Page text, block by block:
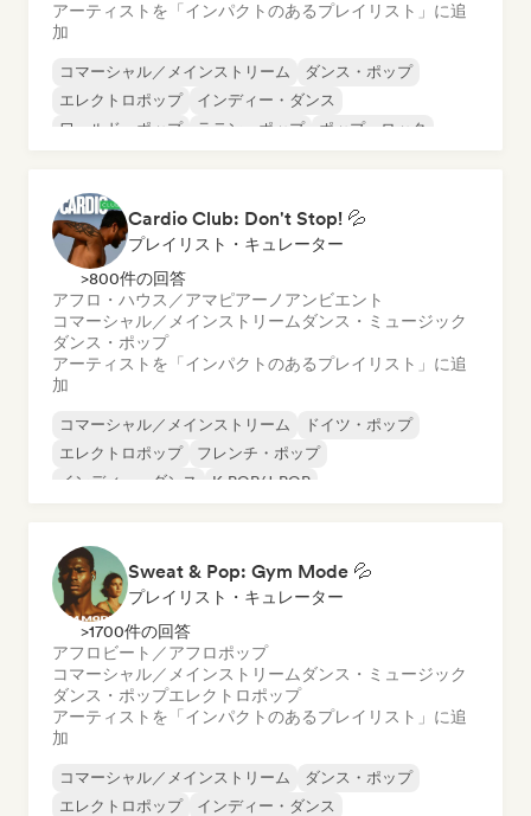
アーティストを「インパクトのあるプレイリスト」に追
加
コマーシャル／メインストリーム
ダンス・ポップ
エレクトロポップ
インディー・ダンス
ワールド・ポップ
ラテン・ポップ
ポップ・ロック
Cardio Club: Don't Stop! 💦
プレイリスト・キュレーター
>800件の回答
アフロ・ハウス／アマピアーノ アンビエント
コマーシャル／メインストリーム ダンス・ミュージック
ダンス・ポップ
アーティストを「インパクトのあるプレイリスト」に追
加
コマーシャル／メインストリーム
ドイツ・ポップ
エレクトロポップ
フレンチ・ポップ
インディー・ダンス
K-POP/J-POP
Sweat & Pop: Gym Mode 💦
プレイリスト・キュレーター
>1700件の回答
アフロビート／アフロポップ
コマーシャル／メインストリーム ダンス・ミュージック
ダンス・ポップエレクトロポップ
アーティストを「インパクトのあるプレイリスト」に追
加
コマーシャル／メインストリーム
ダンス・ポップ
エレクトロポップ
インディー・ダンス